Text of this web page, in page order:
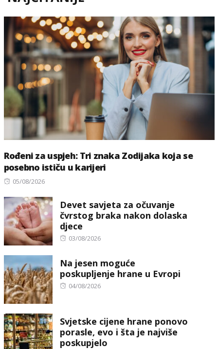
Rođeni za uspjeh: Tri znaka Zodijaka koja se
posebno ističu u karijeri
Posted
05/08/2026
Devet savjeta za očuvanje
čvrstog braka nakon dolaska
djece
Posted
03/08/2026
Na jesen moguće
poskupljenje hrane u Evropi
Posted
04/08/2026
Svjetske cijene hrane ponovo
porasle, evo i šta je najviše
poskupjelo